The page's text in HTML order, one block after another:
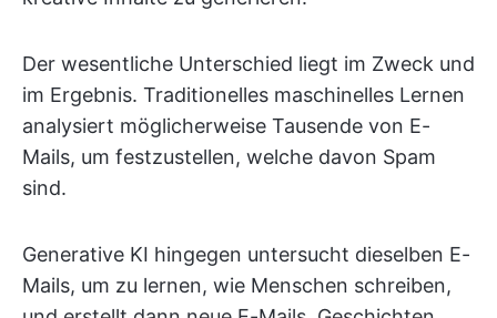
Der wesentliche Unterschied liegt im Zweck und
im Ergebnis. Traditionelles maschinelles Lernen
analysiert möglicherweise Tausende von E-
Mails, um festzustellen, welche davon Spam
sind.
Generative KI hingegen untersucht dieselben E-
Mails, um zu lernen, wie Menschen schreiben,